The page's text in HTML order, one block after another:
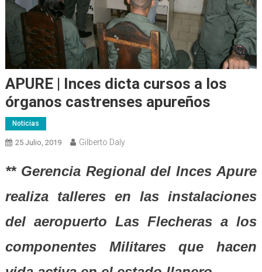
APURE | Inces dicta cursos a los
órganos castrenses apureños
Noticias
25 Julio, 2019 Gilberto Daly
** Gerencia Regional del Inces Apure
realiza talleres en las instalaciones
del aeropuerto Las Flecheras a los
componentes Militares que hacen